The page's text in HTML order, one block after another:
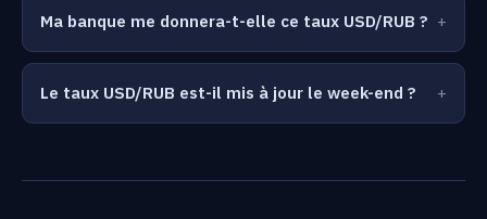
Ma banque me donnera-t-elle ce taux USD/RUB ?
Le taux USD/RUB est-il mis à jour le week-end ?